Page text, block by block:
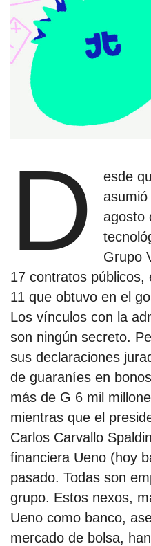
plan del terror
consumo ilustrado
surti impreso
D
esde
agosto
Grupo
17 contratos públicos,
11 que obtuvo en el
Los vínculos con la
son ningún secreto.
sus declaraciones
de guaraníes en
más de G 6 mil
mientras que el
Carlos Carvallo
financiera Ueno (hoy
pasado. Todas son
grupo. Estos nexos,
Ueno como banco,
mercado de bolsa,